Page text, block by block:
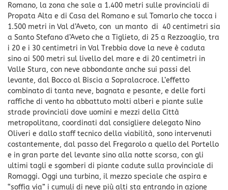
Romano, la zona che sale a 1.400 metri sulle provinciali di
Propata Alta e di Casa del Romano e sul Tomarlo che tocca i
1.500 metri in Val d’Aveto, con un manto di 40 centimetri sia
a Santo Stefano d’Aveto che a Tiglieto, di 25 a Rezzoaglio, tra
i 20 e i 30 centimetri in Val Trebbia dove la neve è caduta
sino ai 500 metri sul livello del mare e di 20 centimetri in
Valle Stura, con neve abbondante anche sui passi del
levante, dal Bocco al Biscia a Sopralacroce. L’effetto
combinato di tanta neve, bagnata e pesante, e delle forti
raffiche di vento ha abbattuto molti alberi e piante sulle
strade provinciali dove uomini e mezzi della Città
metropolitana, coordinati dal consigliere delegato Nino
Oliveri e dallo staff tecnico della viabilità, sono intervenuti
costantemente, dal passo del Fregarolo a quello del Portello
e in gran parte del levante sino alla notte scorsa, con gli
ultimi tagli e sgomberi di piante cadute sulla provinciale di
Romaggi. Oggi una turbina, il mezzo speciale che aspira e
“soffia via” i cumuli di neve più alti sta entrando in azione